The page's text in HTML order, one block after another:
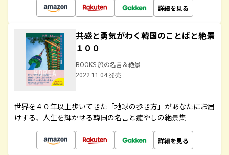
詳細を見る
共感と勇気がわく韓国のことばと絶景
１００
BOOKS 旅の名言＆絶景
2022.11.04 発売
世界を４０年以上歩いてきた「地球の歩き方」があなたにお届
けする、人生を輝かせる韓国の名言と癒やしの絶景集
詳細を見る